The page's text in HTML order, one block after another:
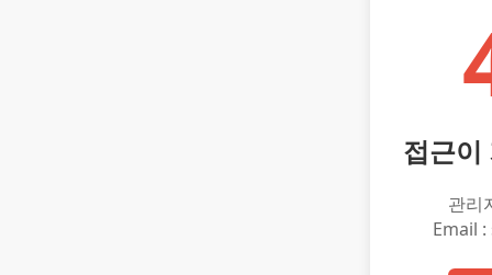
접근이
관리
Email